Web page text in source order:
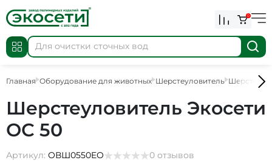
0
Главная Оборудование для животных Шерстеуловитель
Шерстеуловитель Экосети
ОС 50
Артикул: ОВШ0550EO 0 отзывов